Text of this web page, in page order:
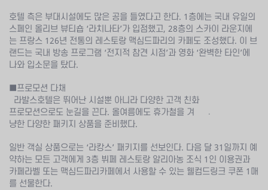
호텔 측은 부대시설에도 많은 공을 들였다고 한다. 1층에는 국내 유일의
스페인 올리브 뷰티숍 ‘라치나타’가 입점했고, 28층의 스카이 라운지에
는 프랑스 126년 전통의 레스토랑 맥심드파리의 카페도 조성했다. 이 브
랜드는 국내 방송 프로그램 ‘전지적 참견 시점’과 영화 ‘완벽한 타인’에
나와 입소문을 탔다.
■프로모션 다채
.
라발스호텔은 뛰어난 시설뿐 아니라 다양한 고객 친화
프로모션으로도 눈길을 끈다. 올여름에도 휴가철을 겨
냥한 다양한 패키지 상품을 준비했다.
일반 객실 상품으로는 ‘라캉스’ 패키지를 선보인다. 다음 달 31일까지 예
약하는 모든 고객에게 3층 뷔페 레스토랑 알리아농 조식 1인 이용권과
카페라벨 또는 맥심드파리카페에서 사용할 수 있는 웰컴드링크 쿠폰 1매
를 선물한다.